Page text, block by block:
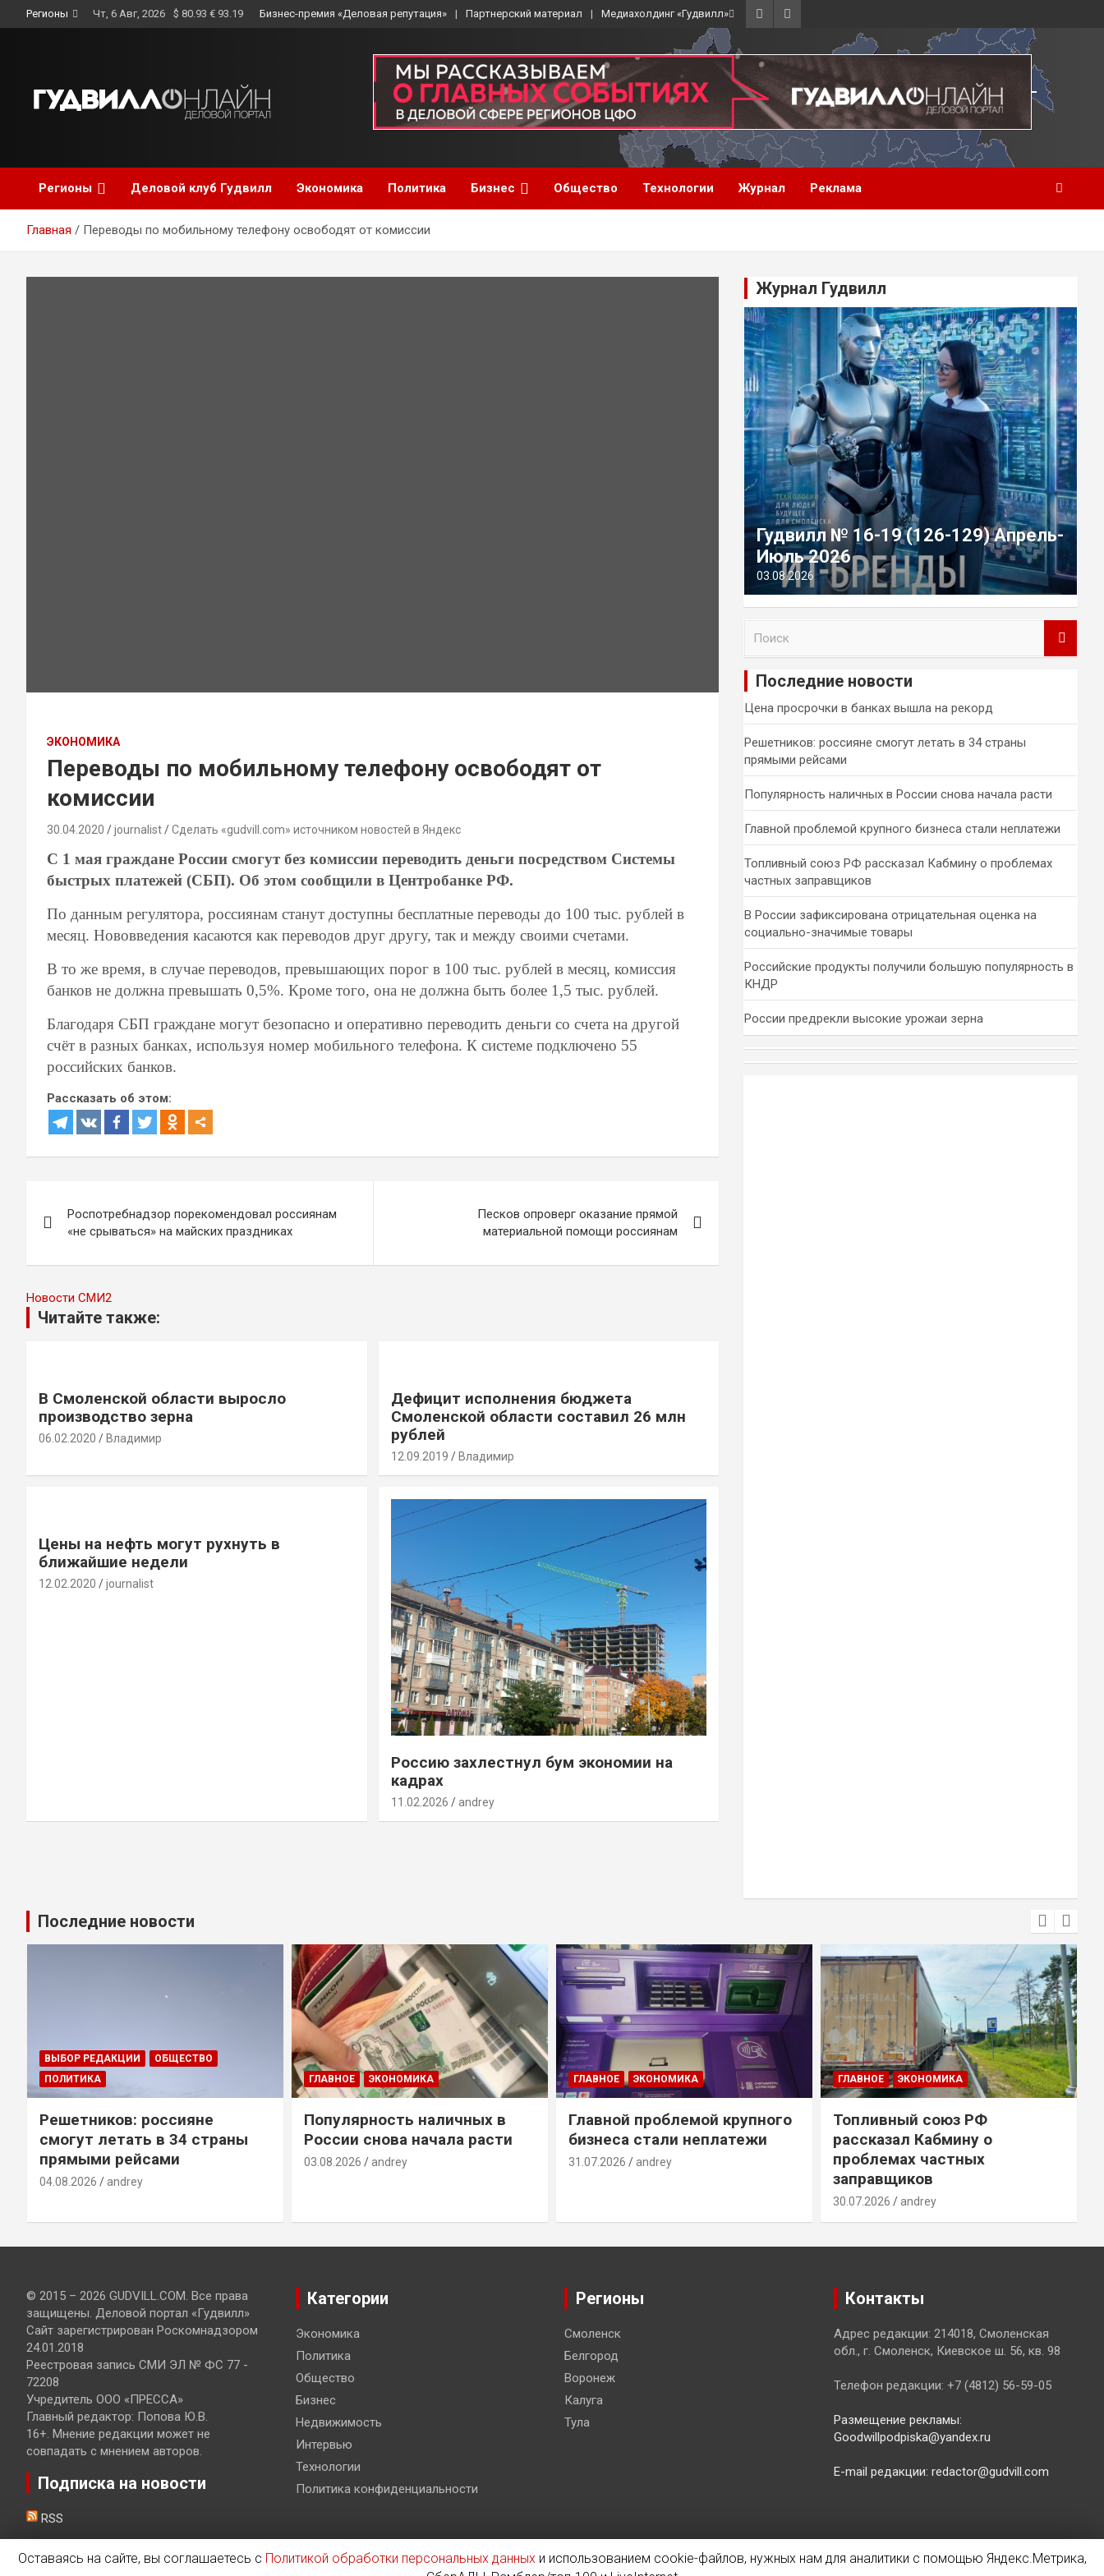
to
Регионы Чт, 6 Авг, 2026 $ 80.93 € 93.19 Бизнес-премия «Деловая репутация» Партнерский материал Медиахолдинг «Гудвилл»
Регионы Деловой клуб Гудвилл Экономика Политика Бизнес Общество Технологии Журнал Реклама
Главная Переводы по мобильному телефону освободят от комиссии
ЭКОНОМИКА
Переводы по мобильному телефону освободят от
комиссии
30.04.2020 journalist Сделать «gudvill.com» источником новостей в Яндекс
С 1 мая граждане России смогут без комиссии переводить деньги посредством Системы
быстрых платежей (СБП). Об этом сообщили в Центробанке РФ.
По данным регулятора, россиянам станут доступны бесплатные переводы до 100 тыс. рублей в
месяц. Нововведения касаются как переводов друг другу, так и между своими счетами.
В то же время, в случае переводов, превышающих порог в 100 тыс. рублей в месяц, комиссия
банков не должна превышать 0,5%. Кроме того, она не должна быть более 1,5 тыс. рублей.
Благодаря СБП граждане могут безопасно и оперативно переводить деньги со счета на другой
счёт в разных банках, используя номер мобильного телефона. К системе подключено 55
российских банков.
Рассказать об этом:
по
записям
Роспотребнадзор порекомендовал россиянам
«не срываться» на майских праздниках
Песков опроверг оказание прямой
материальной помощи россиянам
Новости СМИ2
Читайте также:
В Смоленской области выросло
производство зерна
06.02.2020 Владимир
Дефицит исполнения бюджета
Смоленской области составил 26 млн
рублей
12.09.2019 Владимир
Цены на нефть могут рухнуть в
ближайшие недели
12.02.2020 journalist
Россию захлестнул бум экономии на
кадрах
11.02.2026 andrey
Журнал Гудвилл
Гудвилл № 16-19 (126-129) Апрель-
Июль 2026
03.08.2026
и
Последние новости
Цена просрочки в банках вышла на рекорд
Решетников: россияне смогут летать в 34 страны
прямыми рейсами
Популярность наличных в России снова начала расти
Главной проблемой крупного бизнеса стали неплатежи
Топливный союз РФ рассказал Кабмину о проблемах
частных заправщиков
В России зафиксирована отрицательная оценка на
социально-значимые товары
Российские продукты получили большую популярность в
КНДР
России предрекли высокие урожаи зерна
Последние новости
ВЫБОР РЕДАКЦИИ
ОБЩЕСТВО
ПОЛИТИКА
Решетников: россияне
смогут летать в 34 страны
прямыми рейсами
04.08.2026 andrey
ГЛАВНОЕ ЭКОНОМИКА
Популярность наличных в
России снова начала расти
03.08.2026 andrey
ГЛАВНОЕ ЭКОНОМИКА
Главной проблемой крупного
бизнеса стали неплатежи
31.07.2026 andrey
ГЛАВНОЕ ЭКОНОМИКА
Топливный союз РФ
рассказал Кабмину о
проблемах частных
заправщиков
30.07.2026 andrey
© 2015 – 2026 GUDVILL.COM. Все права
защищены. Деловой портал «Гудвилл»
Сайт зарегистрирован Роскомнадзором
24.01.2018
Реестровая запись СМИ ЭЛ № ФС 77 -
72208
Учредитель ООО «ПРЕССА»
Главный редактор: Попова Ю.В.
16+. Мнение редакции может не
совпадать с мнением авторов.
Подписка на новости
RSS
Категории
Экономика
Политика
Общество
Бизнес
Недвижимость
Интервью
Технологии
Политика конфиденциальности
Регионы
Смоленск
Белгород
Воронеж
Калуга
Тула
Контакты
Адрес редакции: 214018, Смоленская
обл., г. Смоленск, Киевское ш. 56, кв. 98
Телефон редакции: +7 (4812) 56-59-05
Размещение рекламы:
Goodwillpodpiska@yandex.ru
E-mail редакции: redactor@gudvill.com
Оставаясь на сайте, вы соглашаетесь с Политикой обработки персональных данныхи использованием cookie-файлов, нужных нам для аналитики с помощью Яндекс.Метрика,